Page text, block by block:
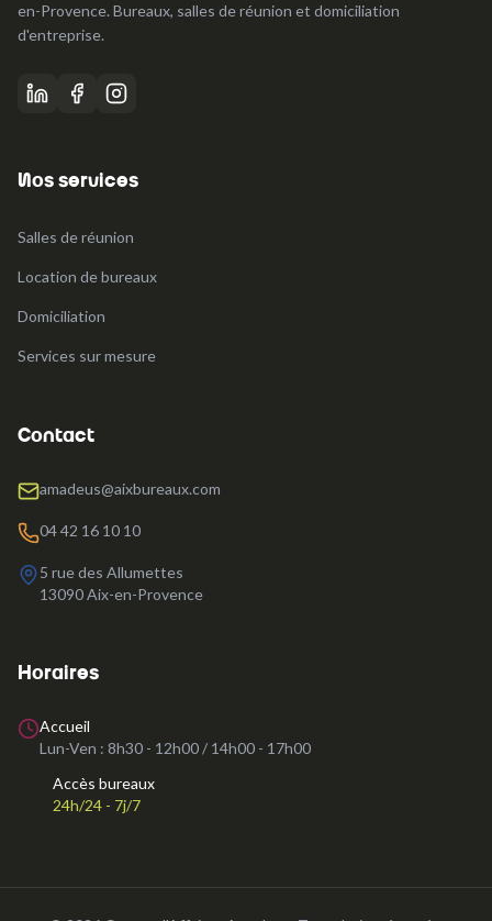
en-Provence. Bureaux, salles de réunion et domiciliation
d'entreprise.
Nos services
Salles de réunion
Location de bureaux
Domiciliation
Services sur mesure
Contact
amadeus@aixbureaux.com
04 42 16 10 10
5 rue des Allumettes
13090Aix-en-Provence
Horaires
Accueil
Lun-Ven : 8h30 - 12h00 / 14h00 - 17h00
Accès bureaux
24h/24 - 7j/7